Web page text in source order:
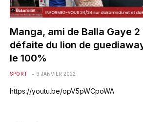
Manga, ami de Balla Gaye
défaite du lion de
le 100%
SPORT 9 JANVIER 2022
https://youtu.be/opV5pWCpoWA